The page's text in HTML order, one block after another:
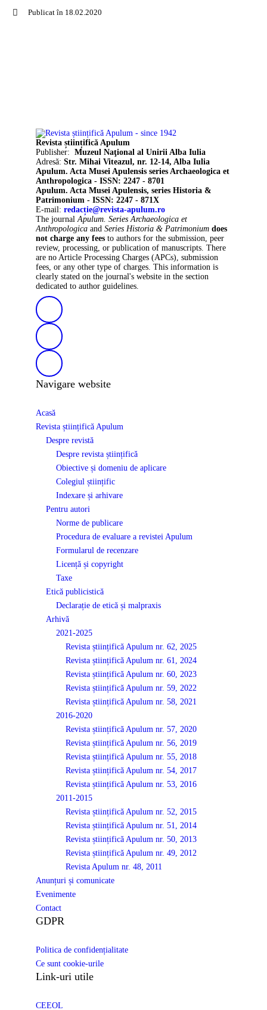
Publicat în 18.02.2020
Revista științifică Apulum
Publisher: Muzeul Naţional al Unirii Alba Iulia
Adresă: Str. Mihai Viteazul, nr. 12-14, Alba Iulia
Apulum. Acta Musei Apulensis series Archaeologica et
Anthropologica - ISSN: 2247 - 8701
Apulum. Acta Musei Apulensis, series Historia &
Patrimonium - ISSN: 2247 - 871X
E-mail: redacție@revista-apulum.ro
The journal Apulum. Series Archaeologica et
Anthropologica and Series Historia & Patrimonium does
not charge any fees to authors for the submission, peer
review, processing, or publication of manuscripts. There
are no Article Processing Charges (APCs), submission
fees, or any other type of charges. This information is
clearly stated on the journal's website in the section
dedicated to author guidelines.
Navigare website
Acasă
Revista științifică Apulum
Despre revistă
Despre revista științifică
Obiective și domeniu de aplicare
Colegiul științific
Indexare și arhivare
Pentru autori
Norme de publicare
Procedura de evaluare a revistei Apulum
Formularul de recenzare
Licență și copyright
Taxe
Etică publicistică
Declarație de etică și malpraxis
Arhivă
2021-2025
Revista științifică Apulum nr. 62, 2025
Revista științifică Apulum nr. 61, 2024
Revista științifică Apulum nr. 60, 2023
Revista științifică Apulum nr. 59, 2022
Revista științifică Apulum nr. 58, 2021
2016-2020
Revista științifică Apulum nr. 57, 2020
Revista științifică Apulum nr. 56, 2019
Revista științifică Apulum nr. 55, 2018
Revista științifică Apulum nr. 54, 2017
Revista științifică Apulum nr. 53, 2016
2011-2015
Revista științifică Apulum nr. 52, 2015
Revista științifică Apulum nr. 51, 2014
Revista științifică Apulum nr. 50, 2013
Revista științifică Apulum nr. 49, 2012
Revista Apulum nr. 48, 2011
Anunțuri și comunicate
Evenimente
Contact
GDPR
Politica de confidențialitate
Ce sunt cookie-urile
Link-uri utile
CEEOL